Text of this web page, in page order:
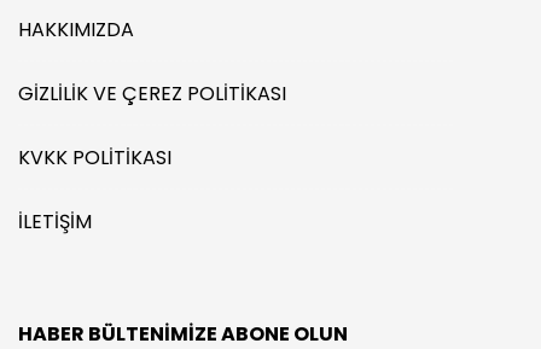
HAKKIMIZDA
GIZLILIK VE ÇEREZ POLITIKASI
KVKK POLITIKASI
İLETIŞIM
HABER BÜLTENIMIZE ABONE OLUN